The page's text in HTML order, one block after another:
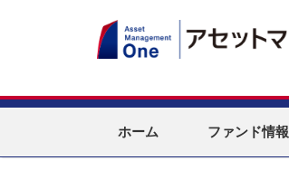
ホーム ファンド情報